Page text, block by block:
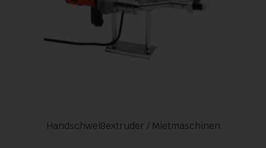
Handschweißextruder / Mietmaschinen